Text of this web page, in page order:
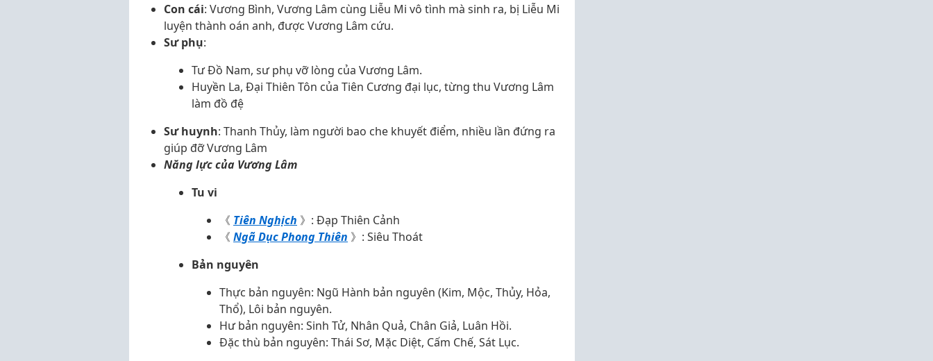
Con cái: Vương Bình, Vương Lâm cùng Liễu Mi vô tình mà sinh ra, bị Liễu Mi
luyện thành oán anh, được Vương Lâm cứu.
Sư phụ:
Tư Đồ Nam, sư phụ vỡ lòng của Vương Lâm.
Huyền La, Đại Thiên Tôn của Tiên Cương đại lục, từng thu Vương Lâm
làm đồ đệ
Sư huynh: Thanh Thủy, làm người bao che khuyết điểm, nhiều lần đứng ra
giúp đỡ Vương Lâm
Năng lực của Vương Lâm
Tu vi
《 Tiên Nghịch 》: Đạp Thiên Cảnh
《 Ngã Dục Phong Thiên 》: Siêu Thoát
Bản nguyên
Thực bản nguyên: Ngũ Hành bản nguyên (Kim, Mộc, Thủy, Hỏa,
Thổ), Lôi bản nguyên.
Hư bản nguyên: Sinh Tử, Nhân Quả, Chân Giả, Luân Hồi.
Đặc thù bản nguyên: Thái Sơ, Mặc Diệt, Cấm Chế, Sát Lục.